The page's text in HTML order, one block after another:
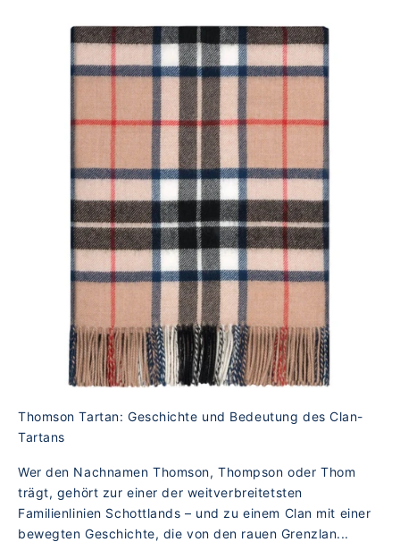
Thomson Tartan: Geschichte und Bedeutung des Clan-
Tartans
Wer den Nachnamen Thomson, Thompson oder Thom
trägt, gehört zur einer der weitverbreitetsten
Familienlinien Schottlands – und zu einem Clan mit einer
bewegten Geschichte, die von den rauen Grenzlan...